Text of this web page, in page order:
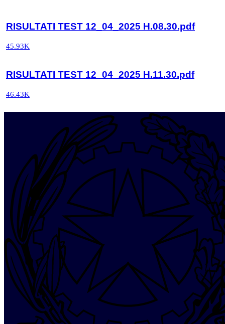
RISULTATI TEST 12_04_2025 H.08.30.pdf
45.93K
RISULTATI TEST 12_04_2025 H.11.30.pdf
46.43K